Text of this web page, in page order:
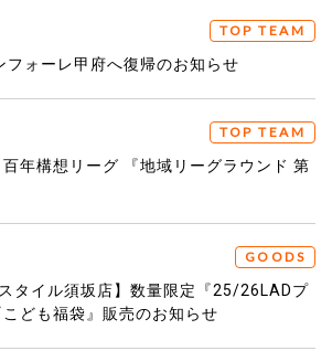
TOP TEAM
フォーレ甲府へ復帰のお知らせ
TOP TEAM
年構想リーグ 『地域リーグラウンド 第
GOODS
タイル須坂店】数量限定『25/26LADプ
ども福袋』販売のお知らせ